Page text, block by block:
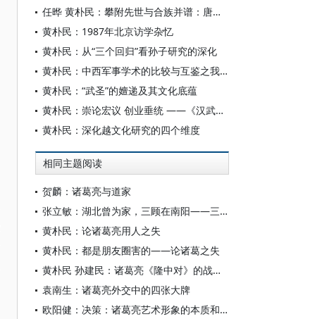
任晔 黄朴民：攀附先世与合族并谱：唐宋时期孙武世系生成考
黄朴民：1987年北京访学杂忆
黄朴民：从“三个回归”看孙子研究的深化
黄朴民：中西军事学术的比较与互鉴之我见
黄朴民：“武圣”的嬗递及其文化底蕴
黄朴民：崇论宏议 创业垂统 ——《汉武帝评传》简议
黄朴民：深化越文化研究的四个维度
相同主题阅读
贺麟：诸葛亮与道家
张立敏：湖北曾为家，三顾在南阳——三顾茅庐与躬耕地问题浅论
黄朴民：论诸葛亮用人之失
黄朴民：都是朋友圈害的——论诸葛之失
黄朴民 孙建民：诸葛亮《隆中对》的战略决策思维
袁南生：诸葛亮外交中的四张大牌
欧阳健：决策：诸葛亮艺术形象的本质和灵魂